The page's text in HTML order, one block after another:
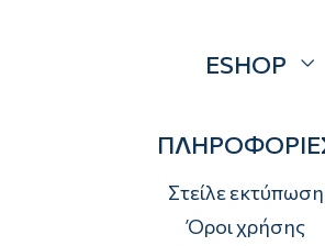
Brands
ESHOP
Τρόποι
Τρόποι πληρωμής
Επιστροφές
Στείλε εκτύπωση
Όροι χρήσης